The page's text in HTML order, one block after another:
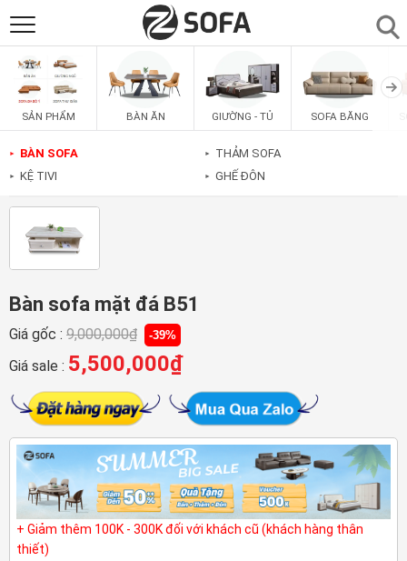
SẢN PHẨM
SOFAS
PHÒNG ĂN
PHÒNG NGỦ
PHÒNG KHÁCH
SẢN PHẨM BÀN ĂN GIƯỜNG - TỦ SOFA BĂNG
► BÀN SOFA
► KỆ TIVI
► THẢM SOFA
► GHẾ ĐÔN
Bàn sofa mặt đá B51
Giá gốc : 9,000,000₫ -39%
Giá sale : 5,500,000₫
+ Giảm thêm 100K - 300K đối với khách cũ (khách hàng thân
thiết)